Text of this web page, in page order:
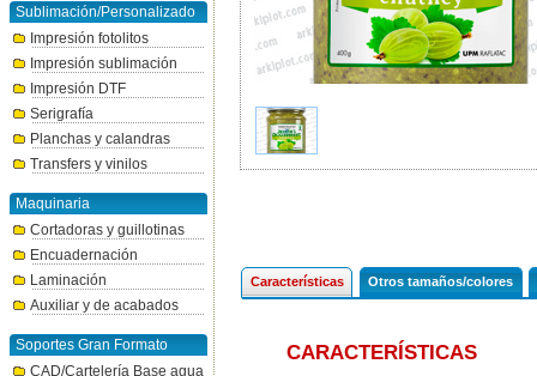
Sublimación/Personalizado
Impresión fotolitos
Impresión sublimación
Impresión DTF
Serigrafía
Planchas y calandras
Transfers y vinilos
Maquinaria
Cortadoras y guillotinas
Encuadernación
Laminación
Auxiliar y de acabados
Soportes Gran Formato
CAD/Cartelería Base agua
Características Otros tamaños/colores
CARACTERÍSTICAS